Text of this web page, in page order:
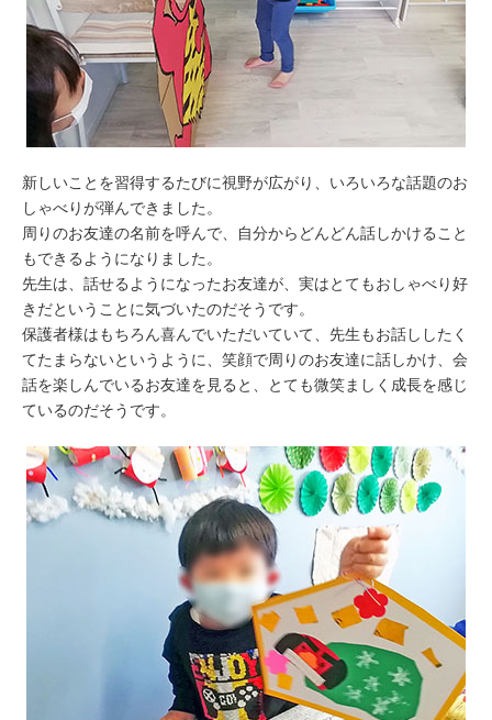
新しいことを習得するたびに視野が広がり、いろいろな話題のお
しゃべりが弾んできました。
周りのお友達の名前を呼んで、自分からどんどん話しかけること
もできるようになりました。
先生は、話せるようになったお友達が、実はとてもおしゃべり好
きだということに気づいたのだそうです。
保護者様はもちろん喜んでいただいていて、先生もお話ししたく
てたまらないというように、笑顔で周りのお友達に話しかけ、会
話を楽しんでいるお友達を見ると、とても微笑ましく成長を感じ
ているのだそうです。